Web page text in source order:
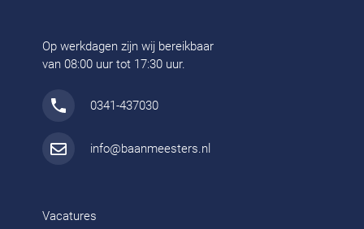
Op werkdagen zijn wij bereikbaar
van 08:00 uur tot 17:30 uur.
0341-437030
info@baanmeesters.nl
Vacatures